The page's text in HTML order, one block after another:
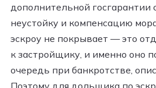
дополнительной госгарантии
неустойку и компенсацию
эскроу не покрывает — это
к застройщику, и именно оно
очередь при банкротстве,
Поэтому для дольщика по